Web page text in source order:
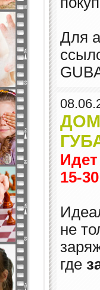
Для
15-
не
где